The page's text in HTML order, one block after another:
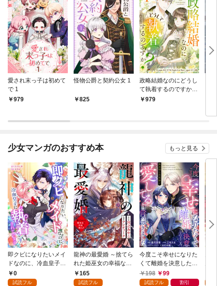
愛され末っ子は初めて
で 1
979
怪物公爵と契約公女 1
825
政略結婚なのにどうし
て執着するのですか？
1 979
少女マンガのおすすめ本 もっと見る
即クビになりたいメイ
ドなのに、冷血皇子に
執着されています第1
話
0
試読フル
龍神の最愛婚 ～捨てら
れた姫巫女の幸福な嫁
入り～: 1
165
試読フル
今度こそ幸せになりた
くて離婚を決意したと
ころ、無表情な旦那様
が「愛してる」と言っ
198 99
試読フル 割引